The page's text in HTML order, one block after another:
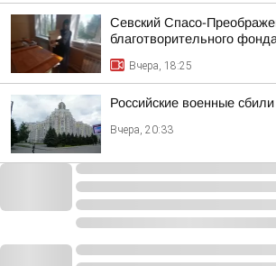
Севский Спасо-
благотворительного
Вчера, 18:25
Российские военные
Вчера, 20:33